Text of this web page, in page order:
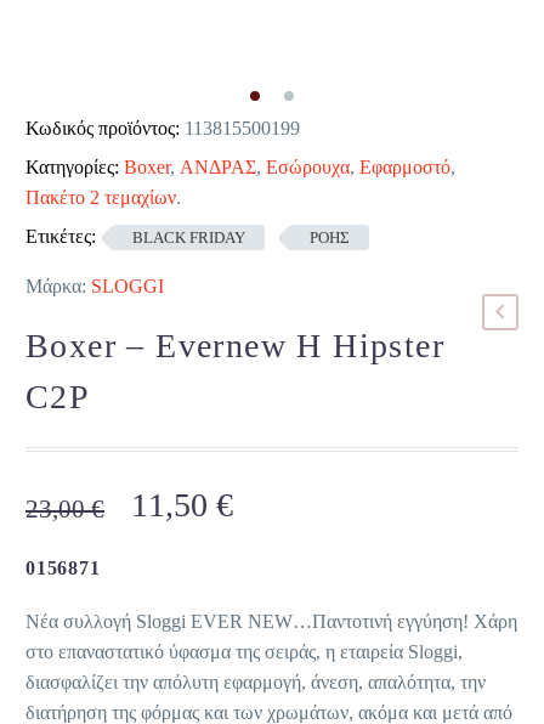
Κωδικός προϊόντος: 113815500199
Κατηγορίες: Boxer, ΑΝΔΡΑΣ, Εσώρουχα, Εφαρμοστό,
Πακέτο 2 τεμαχίων.
Ετικέτες:
BLACK FRIDAY ΡΟΗΣ
Μάρκα: SLOGGI
Boxer – Evernew H Hipster
C2P
23,00€
Original
23,00 €.
11,50 €Η
είναι:
11,50 €.
0156871
Νέα συλλογή Sloggi EVER NEW…Παντοτινή εγγύηση! Χάρη
στο επαναστατικό ύφασμα της σειράς, η εταιρεία Sloggi,
διασφαλίζει την απόλυτη εφαρμογή, άνεση, απαλότητα, την
διατήρηση της φόρμας και των χρωμάτων, ακόμα και μετά από